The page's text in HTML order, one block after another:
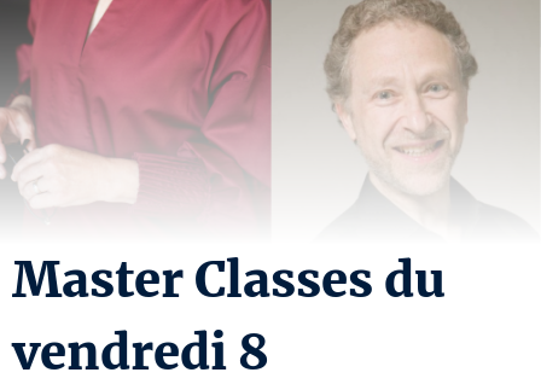
Master Classes du
vendredi 8